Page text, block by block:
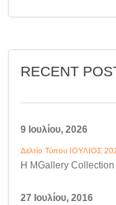
RECENT
9 Ιουλίου, 2026
Δελτίο Τύπου ΙΟΥΛΙΟΣ
Η MGallery Collection
27 Ιουλίου, 2016